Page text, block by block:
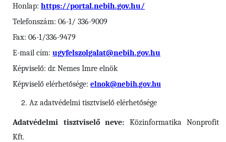
Honlap: https://portal.nebih.gov.hu/
Telefonszám: 06-1/ 336-9009
Fax: 06-1/336-9479
E-mail cím: ugyfelszolgalat@nebih.gov.hu
Képviselő: dr. Nemes Imre elnök
Képviselő elérhetősége: elnok@nebih.gov.hu
Az adatvédelmi tisztviselő elérhetősége
Adatvédelmi tisztviselő neve: Közinformatika Nonprofit
Kft.